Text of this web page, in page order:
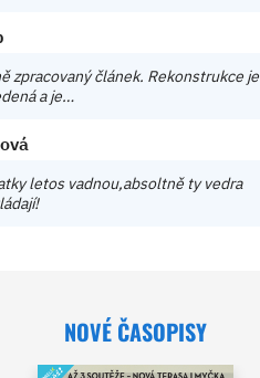
zpracovaný článek. Rekonstrukce je
a je…
letos vadnou,absoltně ty vedra
NOVÉ ČASOPISY